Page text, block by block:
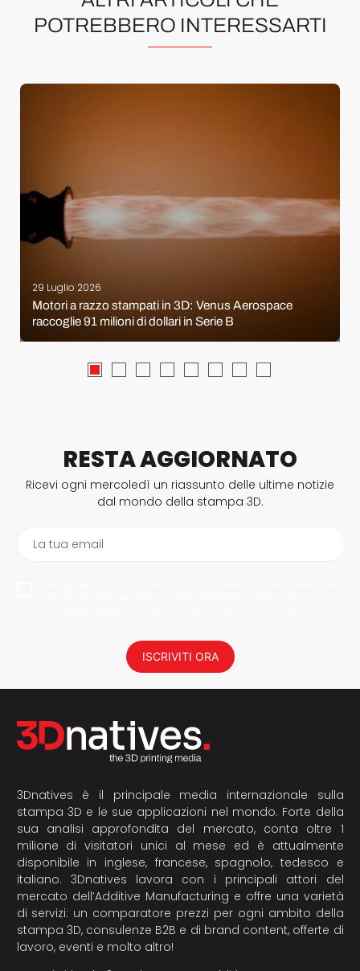
POTREBBERO INTERESSARTI
29 Luglio 2026
Motori a razzo stampati in 3D: Venus Aerospace
raccoglie 91 milioni di dollari in Serie B
RESTA AGGIORNATO
Ricevi ogni mercoledì un riassunto delle ultime notizie
dal mondo della stampa 3D.
La tua email
ISCRIVITI ORA
3Dnatives è il principale media internazionale sulla
stampa 3D e le sue applicazioni nel mondo. Forte della
sua analisi approfondita del mercato, conta oltre 1
milione di visitatori unici al mese ed è attualmente
disponibile in inglese, francese, spagnolo, tedesco e
italiano. 3Dnatives lavora con i principali attori del
mercato dell’Additive Manufacturing e offre una varietà
di servizi: un comparatore prezzi per ogni ambito della
stampa 3D, consulenze B2B e di brand content, offerte di
lavoro, eventi e molto altro!